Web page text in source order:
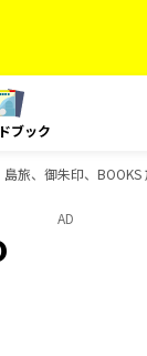
ブック
、御朱印、
AD